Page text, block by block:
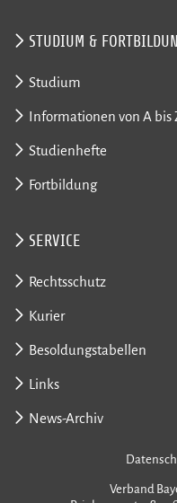
STUDIUM &
Studium
Informationen von A bis
Studienhefte
Fortbildung
SERVICE
Rechtsschutz
Kurier
Besoldungstabellen
Links
News-Archiv
Verband